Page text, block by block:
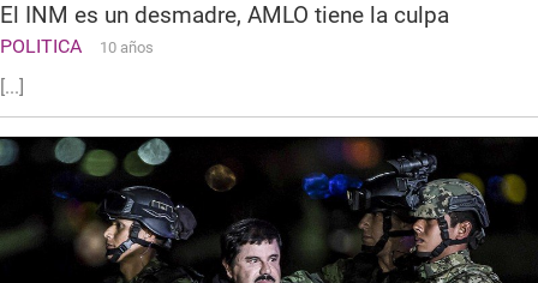
El INM es un desmadre, AMLO tiene la culpa
POLITICA 10 años
[...]